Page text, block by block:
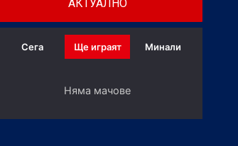
АКТУАЛНО
Сега Ще играят Минали
Няма мачове